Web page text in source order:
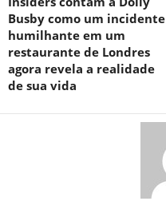
Busby como um incidente
humilhante em um
restaurante de Londres
agora revela a realidade
de sua vida